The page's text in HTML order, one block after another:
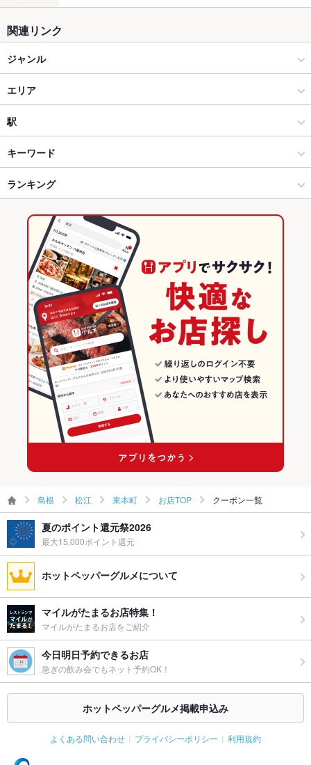
関連リンク
ジャンル
和食
和食全般
松江 × 和食
松江 × 和食全般
松江駅 × 和食
松江駅 × 和食全般
エリア
東本町
東本町 × 和食
東本町 × 和食全般
島根 × 和食
島根 × 和食全般
駅
松江駅
松江しんじ湖温泉駅
キーワード
からあげ
ランキング
島根のグルメランキング
島根の和食ランキング
松江のグルメランキング
松江の和食ランキング
東本町のグルメランキング
島根 松江 東本町 お店TOP クーポン一覧
夏のポイント還元祭2026
最大15,000ポイント還元
ホットペッパーグルメについて
マイルがたまるお店特集！
マイルがたまるお店をご紹介
今日明日予約できるお店
急ぎの飲み会でもネット予約OK！
ホットペッパーグルメ掲載申込み
よくある問い合わせ プライバシーポリシー 利用規約